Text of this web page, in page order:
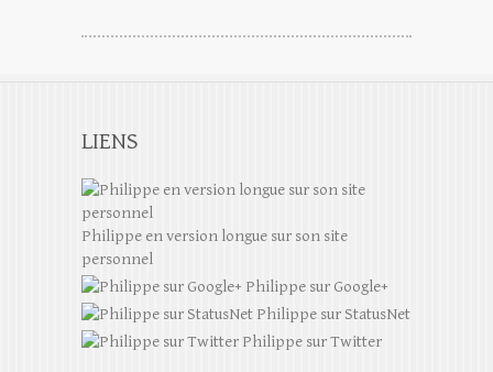
LIENS
Philippe en version longue sur son site
personnel
Philippe sur Google+
Philippe sur StatusNet
Philippe sur Twitter